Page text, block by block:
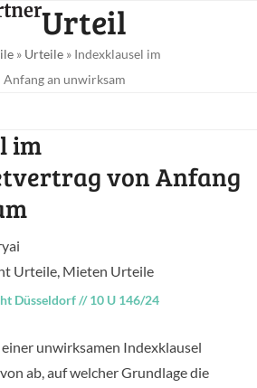
Urteil
» Urteile » Indexklausel im
an unwirksam
im
von Anfang
Urteile, Mieten Urteile
Düsseldorf//10 U 146/24
unwirksamen Indexklausel
ab, auf welcher Grundlage die